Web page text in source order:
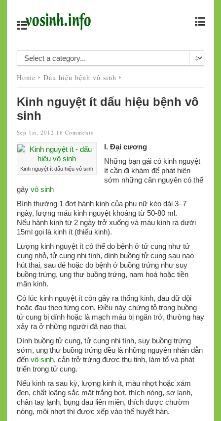
Home Dấu hiệu bệnh vô sinh
Kinh nguyệt ít dấu hiệu bệnh vô
sinh
Sep 1st, 2012 16 Comments
Kinh nguyệt ít dấu hiệu vô sinh
I.Đại cương
Những bạn gái có kinh nguyệt
ít cần đi khám để phát hiện
sớm những căn nguyên có thể
gây vô sinh
Bình thường 1 đợt hành kinh của phụ nữ kéo dài 3–7
ngày, lượng máu kinh nguyệt khoảng từ 50-80 ml.
Nếu hành kinh từ 2 ngày trở xuống và máu kinh ra dưới
15ml gọi là kinh ít (thiểu kinh).
Lượng kinh nguyệt ít có thể do bệnh ở tử cung như tử
cung nhỏ, tử cung nhi tính, dính buồng tử cung sau nạo
hút thai, sau đẻ hoặc do bệnh ở buồng trứng như suy
buồng trứng, ung thư buồng trứng, nam hoá hoặc tiền
mãn kinh.
Có lúc kinh nguyệt ít còn gây ra thống kinh, đau dữ dội
hoặc đau theo từng cơn. Điều này chứng tỏ trong buồng
tử cung bị dính hoặc là mạch máu bị ngăn trở, thường hay
xảy ra ở những người đã nạo thai.
Dính buồng tử cung, tử cung nhi tính, suy buồng trứng
sớm, ung thư buồng trứng đều là những nguyên nhân dẫn
đến vô sinh, cản trở trứng được thụ tinh, làm tổ và phát
triển trong tử cung.
Nếu kinh ra sau kỳ, lượng kinh ít, màu nhợt hoặc xám
đen, chất loãng sắc mặt trắng bợt, thích nóng, sợ lạnh,
chân tay lạnh, bụng đau liên miên, thích được chườm
nóng, môi nhợt thì được xếp vào thể huyết hàn.